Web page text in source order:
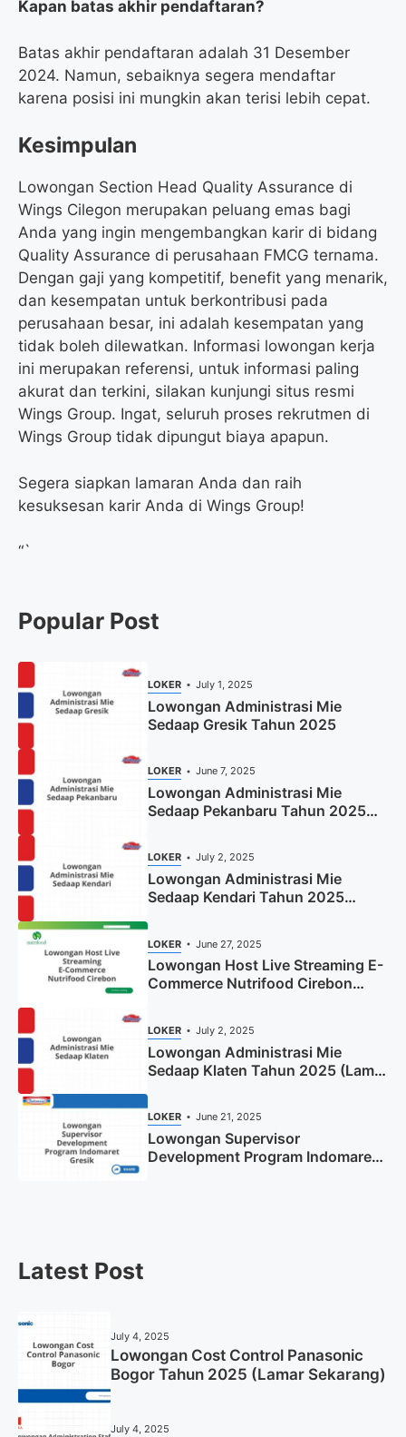
Kapan batas akhir pendaftaran?
Batas akhir pendaftaran adalah 31 Desember
2024. Namun, sebaiknya segera mendaftar
karena posisi ini mungkin akan terisi lebih cepat.
Kesimpulan
Lowongan Section Head Quality Assurance di
Wings Cilegon merupakan peluang emas bagi
Anda yang ingin mengembangkan karir di bidang
Quality Assurance di perusahaan FMCG ternama.
Dengan gaji yang kompetitif, benefit yang menarik,
dan kesempatan untuk berkontribusi pada
perusahaan besar, ini adalah kesempatan yang
tidak boleh dilewatkan. Informasi lowongan kerja
ini merupakan referensi, untuk informasi paling
akurat dan terkini, silakan kunjungi situs resmi
Wings Group. Ingat, seluruh proses rekrutmen di
Wings Group tidak dipungut biaya apapun.
Segera siapkan lamaran Anda dan raih
kesuksesan karir Anda di Wings Group!
“`
Popular Post
LOKER July 1, 2025
Lowongan Administrasi Mie
Sedaap Gresik Tahun 2025
LOKER June 7, 2025
Lowongan Administrasi Mie
Sedaap Pekanbaru Tahun 2025
LOKER July 2, 2025
Lowongan Administrasi Mie
Sedaap Kendari Tahun 2025
LOKER June 27, 2025
Lowongan Host Live Streaming E-
Commerce Nutrifood Cirebon
LOKER July 2, 2025
Lowongan Administrasi Mie
Sedaap Klaten Tahun 2025 (Lamar
LOKER June 21, 2025
Lowongan Supervisor
Development Program Indomaret
Latest Post
July 4, 2025
Lowongan Cost Control Panasonic
Bogor Tahun 2025 (Lamar Sekarang)
July 4, 2025